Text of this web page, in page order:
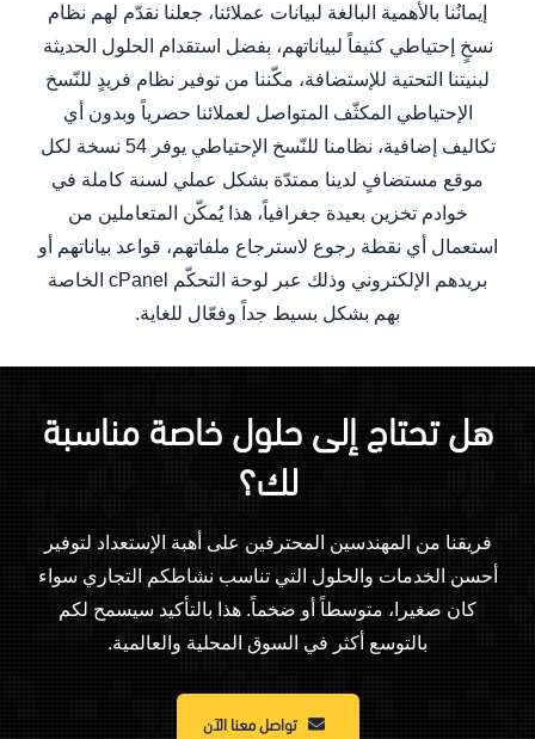
إيمانُنا بالأهمية البالغة لبيانات عملائنا، جعلنا نقدّم لهم نظام
نسخٍ إحتياطي كثيفاً لبياناتهم، بفضل استقدام الحلول الحديثة
لبنيتنا التحتية للإستضافة، مكّننا من توفير نظام فريدٍ للنّسخ
الإحتياطي المكثّف المتواصل لعملائنا حصرياً وبدون أي
تكاليف إضافية، نظامنا للنّسخ الإحتياطي يوفر 54 نسخة لكل
موقع مستضافٍ لدينا ممتدّة بشكل عملي لسنة كاملة في
خوادم تخزين بعيدة جغرافياً، هذا يُمكّن المتعاملين من
استعمال أي نقطة رجوع لاسترجاع ملفاتهم، قواعد بياناتهم أو
بريدهم الإلكتروني وذلك عبر لوحة التحكّم cPanel الخاصة
بهم بشكل بسيط جداً وفعّال للغاية.
هل تحتاج إلى حلول خاصة مناسبة
لك؟
فريقنا من المهندسين المحترفين على أهبة الإستعداد لتوفير
أحسن الخدمات والحلول التي تناسب نشاطكم التجاري سواء
كان صغيرا، متوسطاً أو ضخماً. هذا بالتأكيد سيسمح لكم
بالتوسع أكثر في السوق المحلية والعالمية.
تواصل معنا الآن